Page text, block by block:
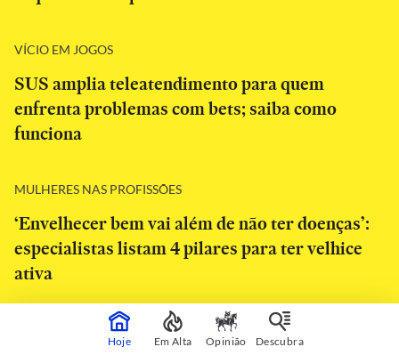
VÍCIO EM JOGOS
SUS amplia teleatendimento para quem
enfrenta problemas com bets; saiba como
funciona
MULHERES NAS PROFISSÕES
‘Envelhecer bem vai além de não ter doenças’:
especialistas listam 4 pilares para ter velhice
ativa
Hoje Em Alta Opinião Descubra